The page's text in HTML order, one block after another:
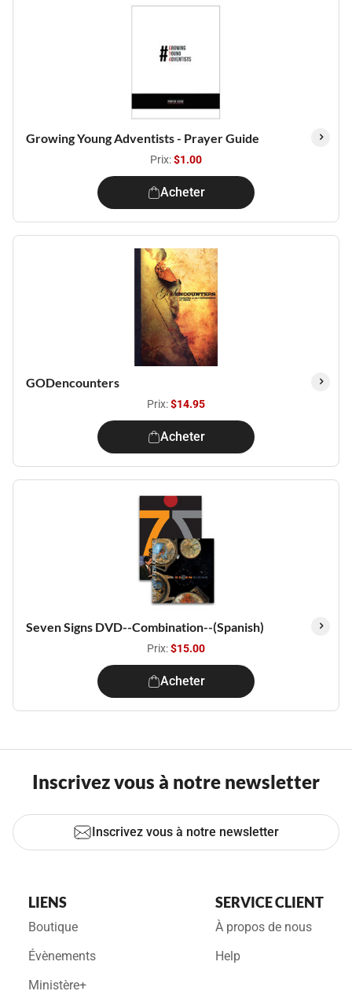
Growing Young Adventists - Prayer Guide
Prix:$1.00
Acheter
GODencounters
Prix:$14.95
Acheter
Seven Signs DVD--Combination--(Spanish)
Prix:$15.00
Acheter
Inscrivez vous à notre newsletter
Inscrivez vous à notre newsletter
LIENS
Boutique
Évènements
Ministère+
SERVICE CLIENT
À propos de nous
Help